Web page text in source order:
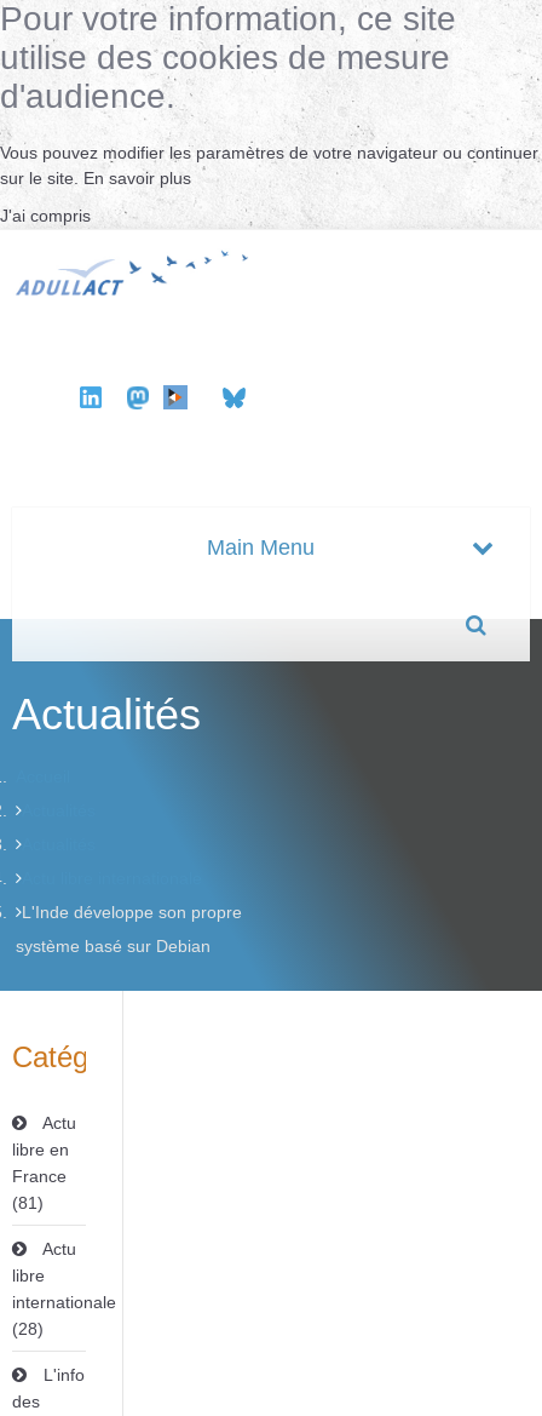
Pour votre information, ce site
utilise des cookies de mesure
d'audience.
Vous pouvez modifier les paramètres de votre navigateur ou continuer
sur le site. En savoir plus
J'ai compris
Actualités
L'Inde développe son propre
système basé sur Debian
Catégories
Actu
libre en
France
(81)
Actu
libre
internationale
(28)
L'info
des